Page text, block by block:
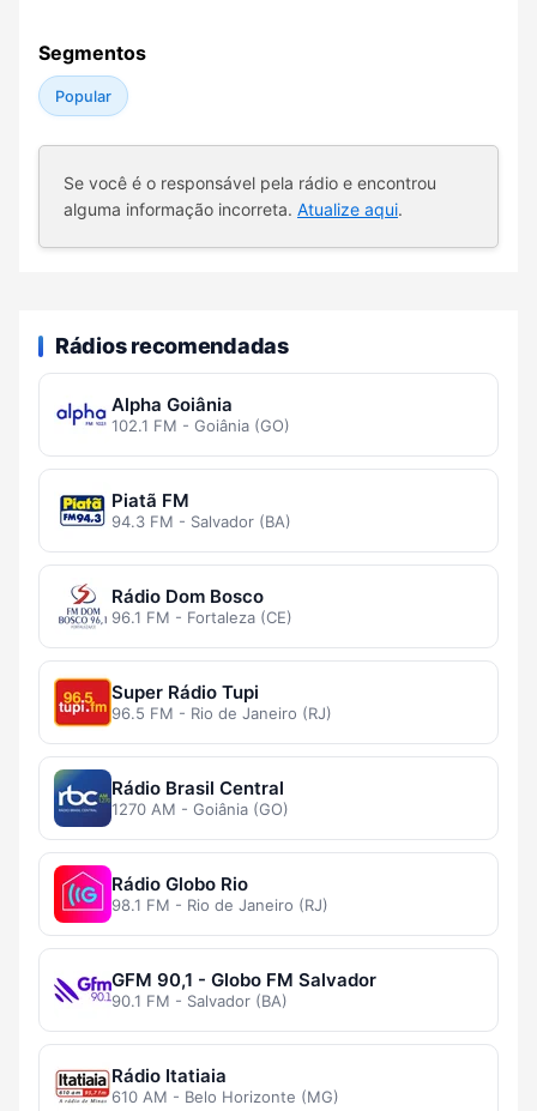
Segmentos
Popular
Se você é o responsável pela rádio e encontrou
alguma informação incorreta. Atualize aqui.
Rádios recomendadas
Alpha Goiânia
102.1 FM - Goiânia (GO)
Piatã FM
94.3 FM - Salvador (BA)
Rádio Dom Bosco
96.1 FM - Fortaleza (CE)
Super Rádio Tupi
96.5 FM - Rio de Janeiro (RJ)
Rádio Brasil Central
1270 AM - Goiânia (GO)
Rádio Globo Rio
98.1 FM - Rio de Janeiro (RJ)
GFM 90,1 - Globo FM Salvador
90.1 FM - Salvador (BA)
Rádio Itatiaia
610 AM - Belo Horizonte (MG)